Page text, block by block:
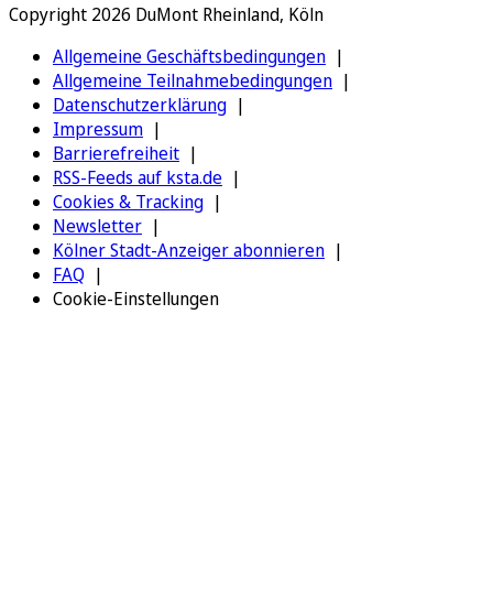
Copyright 2026 DuMont Rheinland, Köln
Allgemeine Geschäftsbedingungen
Allgemeine Teilnahmebedingungen
Datenschutzerklärung
Impressum
Barrierefreiheit
RSS-Feeds auf ksta.de
Cookies & Tracking
Newsletter
Kölner Stadt-Anzeiger abonnieren
FAQ
Cookie-Einstellungen